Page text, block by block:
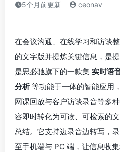
5个月前更新 ceonav
在会议沟通、在线学习和访谈
的文字版并提炼关键信息，是提
是思必驰旗下的一款集 实时语
分析等功能于一体的智能应用
网课回放与客户访谈录音等多
容即时转化为可读、可检索的
总结。它支持边录音边转写，
至手机端与 PC 端，让信息收